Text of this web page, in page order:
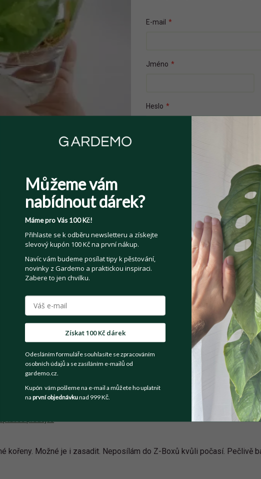
E-mail *
Jméno *
Heslo *
Přečetl(a) jsem si a souhlasím
Souhlasím se zpracováním
Registrovat se
Sdílejte na:
Facebook Twitter
Pokojové rostliny
se prodejce
kořeny. Možné je i zasadit. Neposílám do Z-Boxů kvůli počasí. Pečlivě
Můžeme vám
nabídnout dárek?
Máme pro Vás 100 Kč!
Přihlaste se k odběru newsletteru a získejte
slevový kupón 100 Kč na první nákup.
Navíc vám budeme posílat tipy k pěstování,
novinky z Gardemo a praktickou inspiraci.
Zabere to jen chvilku.
Získat 100 Kč dárek
Odesláním formuláře souhlasíte se zpracováním
osobních údajů a se zasíláním e-mailů od
gardemo.cz.
Kupón vám pošleme na e-mail a můžete ho uplatnit
na první objednávkunad 999 Kč.